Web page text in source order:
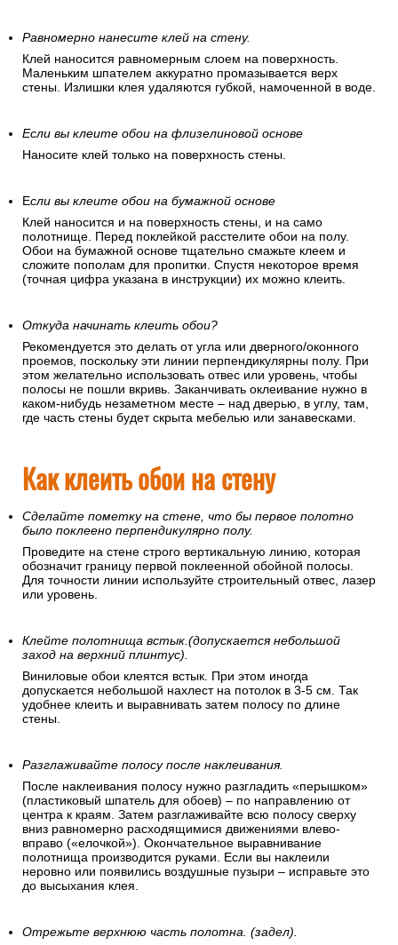
Равномерно нанесите клей на стену.
Клей наносится равномерным слоем на поверхность.
Маленьким шпателем аккуратно промазывается верх
стены. Излишки клея удаляются губкой, намоченной в воде.
Если вы клеите обои на флизелиновой основе
Наносите клей только на поверхность стены.
Если вы клеите обои на бумажной основе
Клей наносится и на поверхность стены, и на само
полотнище. Перед поклейкой расстелите обои на полу.
Обои на бумажной основе тщательно смажьте клеем и
сложите пополам для пропитки. Спустя некоторое время
(точная цифра указана в инструкции) их можно клеить.
Откуда начинать клеить обои?
Рекомендуется это делать от угла или дверного/оконного
проемов, поскольку эти линии перпендикулярны полу. При
этом желательно использовать отвес или уровень, чтобы
полосы не пошли вкривь. Заканчивать оклеивание нужно в
каком-нибудь незаметном месте – над дверью, в углу, там,
где часть стены будет скрыта мебелью или занавесками.
Как клеить обои на стену
Сделайте пометку на стене, что бы первое полотно
было поклеено перпендикулярно полу.
Проведите на стене строго вертикальную линию, которая
обозначит границу первой поклеенной обойной полосы.
Для точности линии используйте строительный отвес, лазер
или уровень.
Клейте полотнища встык.(допускается небольшой
заход на верхний плинтус).
Виниловые обои клеятся встык. При этом иногда
допускается небольшой нахлест на потолок в 3-5 см. Так
удобнее клеить и выравнивать затем полосу по длине
стены.
Разглаживайте полосу после наклеивания.
После наклеивания полосу нужно разгладить «перышком»
(пластиковый шпатель для обоев) – по направлению от
центра к краям. Затем разглаживайте всю полосу сверху
вниз равномерно расходящимися движениями влево-
вправо («елочкой»). Окончательное выравнивание
полотнища производится руками. Если вы наклеили
неровно или появились воздушные пузыри – исправьте это
до высыхания клея.
Отрежьте верхнюю часть полотна. (задел).